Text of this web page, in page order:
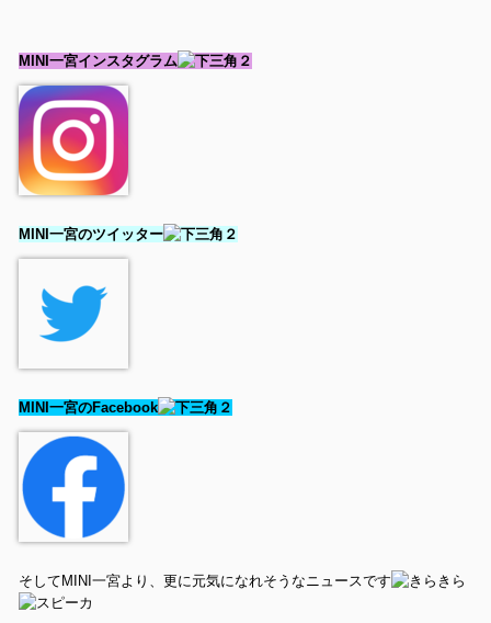
MINI一宮インスタグラム
MINI一宮のツイッター
MINI一宮のFacebook
そしてMINI一宮より、更に元気になれそうなニュースです